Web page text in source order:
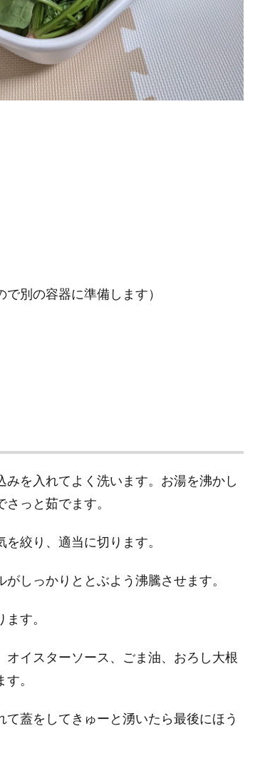
別の容器に準備します）
みを入れてよく洗います。お湯を沸かし
っと茹でます。
絞り、適当に切ります。
しっかりととぶよう沸騰させます。
す。
オイスターソース、ごま油、おろし大根
。
蓋をしてきゅーと湧いたら最後にほう